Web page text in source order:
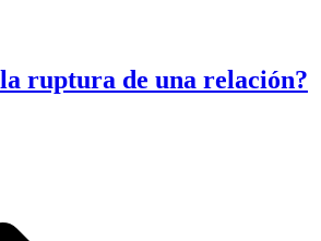
ruptura de una relación?